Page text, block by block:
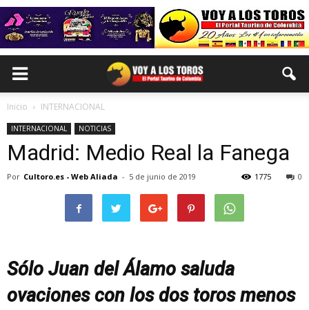
Inicio INTERNACIONAL
INTERNACIONAL NOTICIAS
Madrid: Medio Real la Fanega
Por Cultoro.es - Web Aliada - 5 de junio de 2019 0
1775
Sólo Juan del Álamo saluda
ovaciones con los dos toros menos